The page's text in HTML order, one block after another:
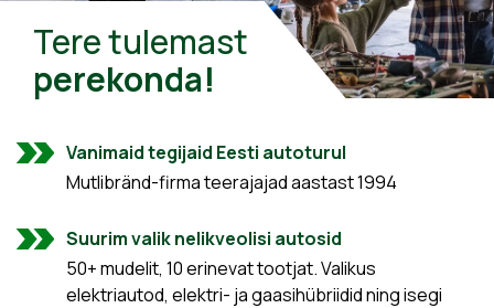
Tere tulemast
perekonda!
Vanimaid tegijaid Eesti autoturul
Mutlibränd-firma teerajajad aastast 1994
Suurim valik nelikveolisi autosid
50+ mudelit, 10 erinevat tootjat. Valikus
elektriautod, elektri- ja gaasihübriidid ning isegi